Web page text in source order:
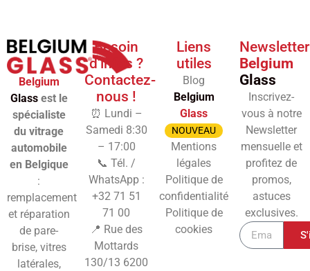
Belgium
Glassest le
spécialiste
du vitrage
automobile
en Belgique
:
remplacement
et réparation
de pare-
brise, vitres
latérales,
Besoin
d'infos ?
Contactez-
nous !
⏰ Lundi –
Samedi 8:30
– 17:00
📞 Tél. /
WhatsApp :
+32 71 51
71 00
📍 Rue des
Mottards
130/13 6200
Liens
utiles
Blog
Belgium
Glass
NOUVEAU
Mentions
légales
Politique de
confidentialité
Politique de
cookies
Newsletter
Belgium
Glass
Inscrivez-
vous à notre
Newsletter
mensuelle et
profitez de
promos,
astuces
exclusives.